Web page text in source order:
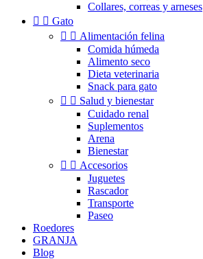
Collares, correas y arneses
  Gato
  Alimentación felina
Comida húmeda
Alimento seco
Dieta veterinaria
Snack para gato
  Salud y bienestar
Cuidado renal
Suplementos
Arena
Bienestar
  Accesorios
Juguetes
Rascador
Transporte
Paseo
Roedores
GRANJA
Blog